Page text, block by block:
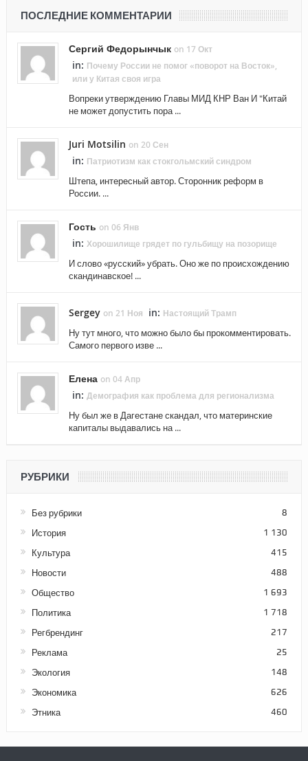
ПОСЛЕДНИЕ КОММЕНТАРИИ
Сергий Федорынчык on 17 Окт
in: Почему России не помог «поворот на Восток»,
или у Китая своя игра
Вопреки утверждению Главы МИД КНР Ван И "Китай
не может допустить пора ...
Juri Motsilin on 20 Сен
in: Патриотизм как стокгольмский синдром
Штепа, интересный автор. Сторонник реформ в
России. ...
Гость on 06 Янв
in: Хорошилище грядет по гульбищу на позорище
И слово «русский» убрать. Оно же по происхождению
скандинавское! ...
Sergey on 21 Ноя in: Настоящий Трамп
Ну тут много, что можно было бы прокомментировать.
Самого первого изве ...
Елена on 04 Апр
in: Демография как проблема для регионализма
Ну был же в Дагестане скандал, что материнские
капиталы выдавались на ...
РУБРИКИ
Без рубрики 8
История 1 130
Культура 415
Новости 488
Общество 1 693
Политика 1 718
Регбрендинг 217
Реклама 25
Экология 148
Экономика 626
Этника 460